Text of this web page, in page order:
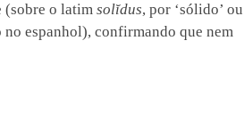
(sobre o latim solĭdus, por ‘sólido’ ou
no espanhol), confirmando que nem